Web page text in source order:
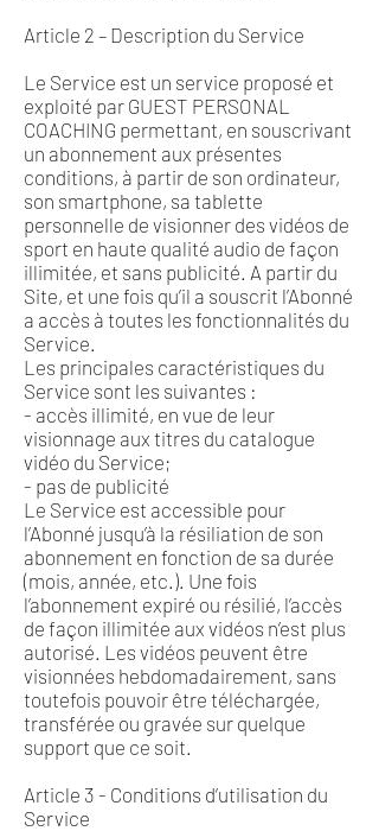
Article 2 – Description du Service
Le Service est un service proposé et
exploité par GUEST PERSONAL
COACHING permettant, en souscrivant
un abonnement aux présentes
conditions, à partir de son ordinateur,
son smartphone, sa tablette
personnelle de visionner des vidéos de
sport en haute qualité audio de façon
illimitée, et sans publicité. A partir du
Site, et une fois qu’il a souscrit l’Abonné
a accès à toutes les fonctionnalités du
Service.
Les principales caractéristiques du
Service sont les suivantes :
- accès illimité, en vue de leur
visionnage aux titres du catalogue
vidéo du Service;
- pas de publicité
Le Service est accessible pour
l’Abonné jusqu’à la résiliation de son
abonnement en fonction de sa durée
(mois, année, etc.). Une fois
l’abonnement expiré ou résilié, l’accès
de façon illimitée aux vidéos n’est plus
autorisé. Les vidéos peuvent être
visionnées hebdomadairement, sans
toutefois pouvoir être téléchargée,
transférée ou gravée sur quelque
support que ce soit.
Article 3 - Conditions d’utilisation du
Service